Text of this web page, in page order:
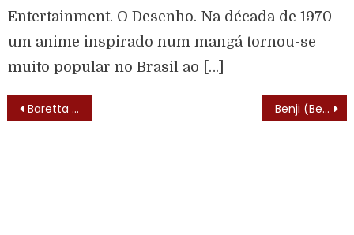
Entertainment. O Desenho. Na década de 1970
um anime inspirado num mangá tornou-se
muito popular no Brasil ao […]
Baretta (Baretta – 1975) – Elenco Benji (Benji, Zax & the Alien Prince – 1983) – Lista de Episódios